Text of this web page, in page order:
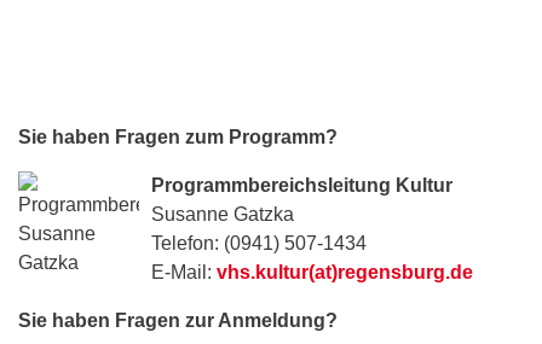
Sie haben Fragen zum Programm?
Programmbereichsleitung Kultur
Susanne Gatzka
Telefon: (0941) 507-1434
E-Mail: vhs.kultur(at)regensburg.de
Sie haben Fragen zur Anmeldung?